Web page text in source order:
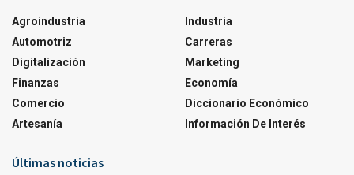
Agroindustria
Automotriz
Digitalización
Finanzas
Comercio
Artesanía
Industria
Carreras
Marketing
Economía
Diccionario Económico
Información De Interés
Últimas noticias